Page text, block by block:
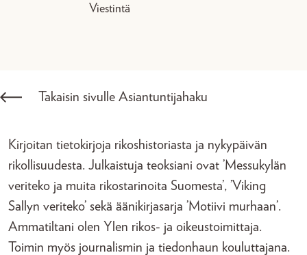
Viestintä
Takaisin sivulle Asiantuntijahaku
Kirjoitan tietokirjoja rikoshistoriasta ja nykypäivän
rikollisuudesta. Julkaistuja teoksiani ovat ’Messukylän
veriteko ja muita rikostarinoita Suomesta’, ’Viking
Sallyn veriteko’ sekä äänikirjasarja ’Motiivi murhaan’.
Ammatiltani olen Ylen rikos- ja oikeustoimittaja.
Toimin myös journalismin ja tiedonhaun kouluttajana.